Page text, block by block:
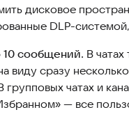
дисковое
DLP-
10 сообщений. В
виду сразу
групповых чатах и
— все